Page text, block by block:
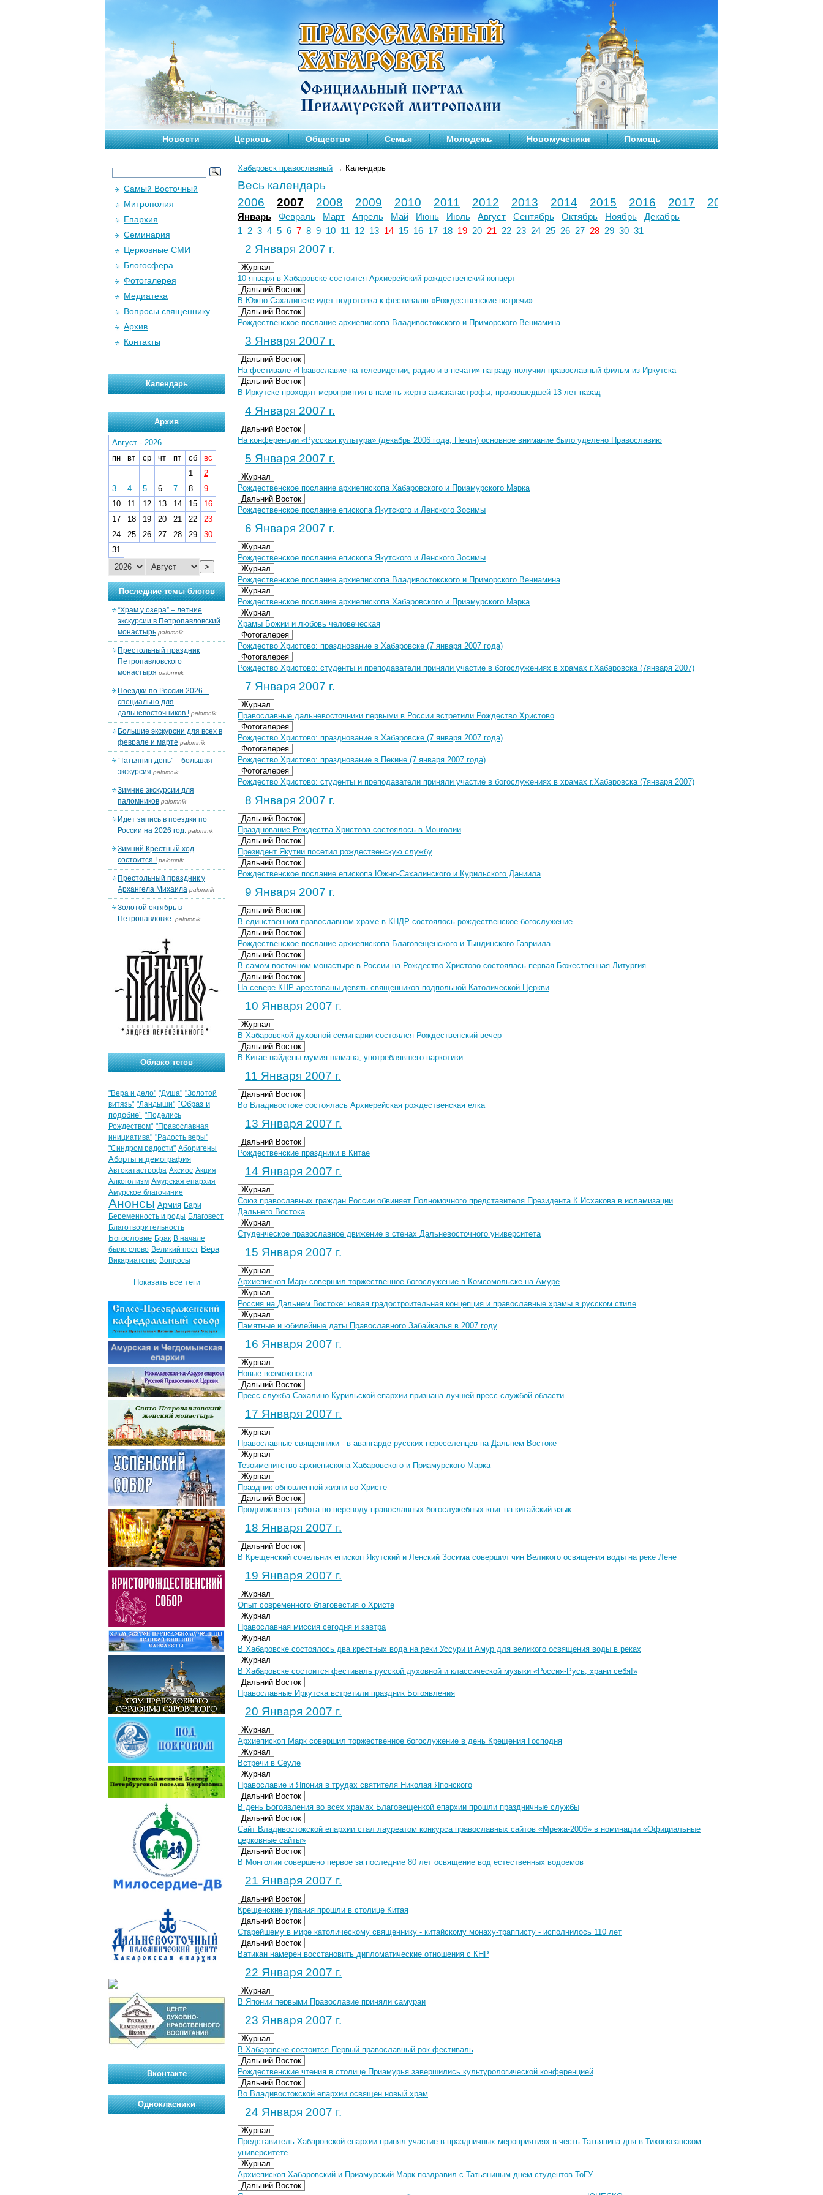
Новости Церковь Общество Семья Молодежь Новомученики Помощь
Хабаровск православный → Календарь
Весь календарь
2006
2007 2008 2009 2010 2011 2012 2013 2014 2015 2016 2017 2018
Январь Февраль Март Апрель Май Июнь Июль Август Сентябрь Октябрь Ноябрь
Декабрь
1
2 3 4 5 6 7 8 9 10 11 12 13 14 15 16 17 18 19 20 21 22 23 24 25 26 27 28 29 30 31
2 Января 2007 г.
Журнал
10 января в Хабаровске состоится Архиерейский рождественский концерт
Дальний Восток
В Южно-Сахалинске идет подготовка к фестивалю «Рождественские встречи»
Дальний Восток
Рождественское послание архиепископа Владивостокского и Приморского Вениамина
3 Января 2007 г.
Дальний Восток
На фестивале «Православие на телевидении, радио и в печати» награду получил православный фильм из Иркутска
Дальний Восток
В Иркутске проходят мероприятия в память жертв авиакатастрофы, произошедшей 13 лет назад
4 Января 2007 г.
Дальний Восток
На конференции «Русская культура» (декабрь 2006 года, Пекин) основное внимание было уделено Православию
5 Января 2007 г.
Журнал
Рождественское послание архиепископа Хабаровского и Приамурского Марка
Дальний Восток
Рождественское послание епископа Якутского и Ленского Зосимы
6 Января 2007 г.
Журнал
Рождественское послание епископа Якутского и Ленского Зосимы
Журнал
Рождественское послание архиепископа Владивостокского и Приморского Вениамина
Журнал
Рождественское послание архиепископа Хабаровского и Приамурского Марка
Журнал
Храмы Божии и любовь человеческая
Фотогалерея
Рождество Христово: празднование в Хабаровске (7 января 2007 года)
Фотогалерея
Рождество Христово: студенты и преподаватели приняли участие в богослужениях в храмах г.Хабаровска (7января 2007)
7 Января 2007 г.
Журнал
Православные дальневосточники первыми в России встретили Рождество Христово
Фотогалерея
Рождество Христово: празднование в Хабаровске (7 января 2007 года)
Фотогалерея
Рождество Христово: празднование в Пекине (7 января 2007 года)
Фотогалерея
Рождество Христово: студенты и преподаватели приняли участие в богослужениях в храмах г.Хабаровска (7января 2007)
8 Января 2007 г.
Дальний Восток
Празднование Рождества Христова состоялось в Монголии
Дальний Восток
Президент Якутии посетил рождественскую службу
Дальний Восток
Рождественское послание епископа Южно-Сахалинского и Курильского Даниила
9 Января 2007 г.
Дальний Восток
В единственном православном храме в КНДР состоялось рождественское богослужение
Дальний Восток
Рождественское послание архиепископа Благовещенского и Тындинского Гавриила
Дальний Восток
В самом восточном монастыре в России на Рождество Христово состоялась первая Божественная Литургия
Дальний Восток
На севере КНР арестованы девять священников подпольной Католической Церкви
10 Января 2007 г.
Журнал
В Хабаровской духовной семинарии состоялся Рождественский вечер
Дальний Восток
В Китае найдены мумия шамана, употреблявшего наркотики
11 Января 2007 г.
Дальний Восток
Во Владивостоке состоялась Архиерейская рождественская елка
13 Января 2007 г.
Дальний Восток
Рождественские праздники в Китае
14 Января 2007 г.
Журнал
Союз православных граждан России обвиняет Полномочного представителя Президента К.Исхакова в исламизации
Дальнего Востока
Журнал
Студенческое православное движение в стенах Дальневосточного университета
15 Января 2007 г.
Журнал
Архиепископ Марк совершил торжественное богослужение в Комсомольске-на-Амуре
Журнал
Россия на Дальнем Востоке: новая градостроительная концепция и православные храмы в русском стиле
Журнал
Памятные и юбилейные даты Православного Забайкалья в 2007 году
16 Января 2007 г.
Журнал
Новые возможности
Дальний Восток
Пресс-служба Сахалино-Курильской епархии признана лучшей пресс-службой области
17 Января 2007 г.
Журнал
Православные священники - в авангарде русских переселенцев на Дальнем Востоке
Журнал
Тезоименитство архиепископа Хабаровского и Приамурского Марка
Журнал
Праздник обновленной жизни во Христе
Дальний Восток
Продолжается работа по переводу православных богослужебных книг на китайский язык
18 Января 2007 г.
Дальний Восток
В Крещенский сочельник епископ Якутский и Ленский Зосима совершил чин Великого освящения воды на реке Лене
19 Января 2007 г.
Журнал
Опыт современного благовестия о Христе
Журнал
Православная миссия сегодня и завтра
Журнал
В Хабаровске состоялось два крестных вода на реки Уссури и Амур для великого освящения воды в реках
Журнал
В Хабаровске состоится фестиваль русской духовной и классической музыки «Россия-Русь, храни себя!»
Дальний Восток
Православные Иркутска встретили праздник Богоявления
20 Января 2007 г.
Журнал
Архиепископ Марк совершил торжественное богослужение в день Крещения Господня
Журнал
Встречи в Сеуле
Журнал
Православие и Япония в трудах святителя Николая Японского
Дальний Восток
В день Богоявления во всех храмах Благовещенкой епархии прошли праздничные службы
Дальний Восток
Сайт Владивостокской епархии стал лауреатом конкурса православных сайтов «Мрежа-2006» в номинации «Официальные
церковные сайты»
Дальний Восток
В Монголии совершено первое за последние 80 лет освящение вод естественных водоемов
21 Января 2007 г.
Дальний Восток
Крещенские купания прошли в столице Китая
Дальний Восток
Старейшему в мире католическому священнику - китайскому монаху-трапписту - исполнилось 110 лет
Дальний Восток
Ватикан намерен восстановить дипломатические отношения с КНР
22 Января 2007 г.
Журнал
В Японии первыми Православие приняли самураи
23 Января 2007 г.
Журнал
В Хабаровске состоится Первый православный рок-фестиваль
Дальний Восток
Рождественские чтения в столице Приамурья завершились культурологической конференцией
Дальний Восток
Во Владивостокской епархии освящен новый храм
24 Января 2007 г.
Журнал
Представитель Хабаровской епархии принял участие в праздничных мероприятиях в честь Татьянина дня в Тихоокеанском
университете
Журнал
Архиепископ Хабаровский и Приамурский Марк поздравил с Татьяниным днем студентов ТоГУ
Дальний Восток
Самый Восточный
Митрополия
Епархия
Семинария
Церковные СМИ
Блогосфера
Фотогалерея
Медиатека
Вопросы священнику
Архив
Контакты
Календарь
Архив
Август - 2026
пн
вт ср чт пт сб
вс
1
2
3
4 5 6 7 8
9
10
11 12 13 14 15
16
17
18 19 20 21 22
23
24
25 26 27 28 29
30
31
>
Последние темы блогов
“Храм у озера” – летние
экскурсии в Петропавловский
монастырь palomnik
Престольный праздник
Петропавловского
монастыря palomnik
Поездки по России 2026 –
специально для
дальневосточников ! palomnik
Большие экскурсии для всех в
феврале и марте palomnik
“Татьянин день” – большая
экскурсия palomnik
Зимние экскурсии для
паломников palomnik
Идет запись в поездки по
России на 2026 год. palomnik
Зимний Крестный ход
состоится ! palomnik
Престольный праздник у
Архангела Михаила palomnik
Золотой октябрь в
Петропавловке. palomnik
Облако тегов
"Вера и дело" "Душа" "Золотой
витязь" "Ландыши" "Образ и
подобие" "Поделись
Рождеством" "Православная
инициатива" "Радость веры"
"Синдром радости" Аборигены
Аборты и демография
Автокатастрофа Аксиос Акция
Алкоголизм Амурская епархия
Амурское благочиние
Анонсы Армия Бари
Беременность и роды Благовест
Благотворительность
Богословие Брак В начале
было слово Великий пост Вера
Викариатство Вопросы
Показать все теги
Вконтакте
Однокласники